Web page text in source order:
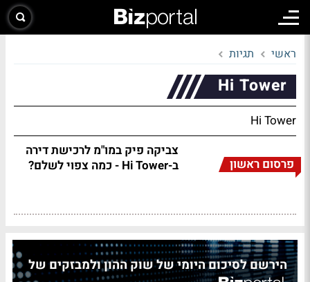
ראשי תגיות
Hi Tower
Hi Tower
פרסום ראשון
צביקה פיק במו"מ לרכישת דירה
ב-Hi Tower - כמה צפוי לשלם?
הירשם לסיכום היומי של שוק ההון ולמבזקים של